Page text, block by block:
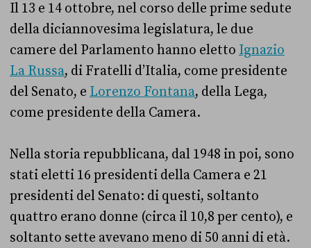
Il 13 e 14 ottobre, nel corso delle prime sedute
della diciannovesima legislatura, le due
camere del Parlamento hanno eletto Ignazio
La Russa, di Fratelli d’Italia, come presidente
del Senato, e Lorenzo Fontana, della Lega,
come presidente della Camera.
Nella storia repubblicana, dal 1948 in poi, sono
stati eletti 16 presidenti della Camera e 21
presidenti del Senato: di questi, soltanto
quattro erano donne (circa il 10,8 per cento), e
soltanto sette avevano meno di 50 anni di età.